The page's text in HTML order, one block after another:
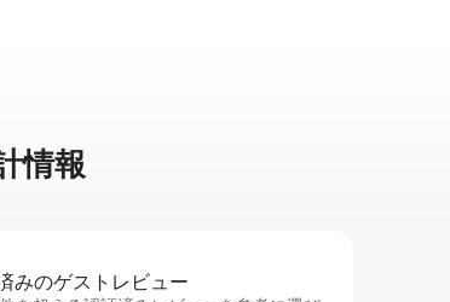
情⁠報
みのゲ⁠ス⁠ト⁠レ⁠ビ⁠ュ⁠ー